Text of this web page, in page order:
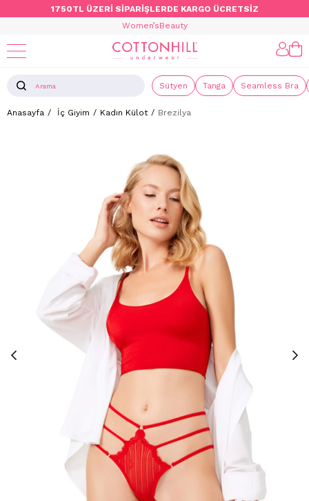
1750TL ÜZERİ SİPARİŞLERDE KARGO ÜCRETSİZ
Women’sBeauty
Sütyen Tanga Seamless Bra
Anasayfa İç Giyim Kadın Külot Brezilya